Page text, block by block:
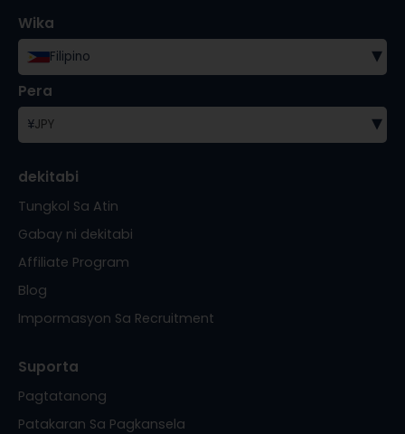
Wika
Filipino ▾
Pera
¥JPY ▾
dekitabi
Tungkol Sa Atin
Gabay ni dekitabi
Affiliate Program
Blog
Impormasyon Sa Recruitment
Suporta
Pagtatanong
Patakaran Sa Pagkansela